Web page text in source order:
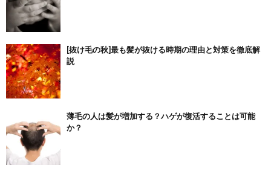
[抜け毛の秋]最も髪が抜ける時期の理由と対策を徹底解
説
薄毛の人は髪が増加する？ハゲが復活することは可能
か？